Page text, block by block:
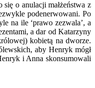
o anulacji małżeństwa z
podenerwowani. Po
na ile ‘prawo zezwala’, a
a dar od Katarzyny
kobietą na dworze.
aby Henryk mógł
i Anna skonsumowali